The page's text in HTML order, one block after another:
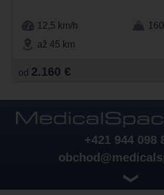
12,5 km/h
až 45 km
od 2.160 €
+421 944 098
❯